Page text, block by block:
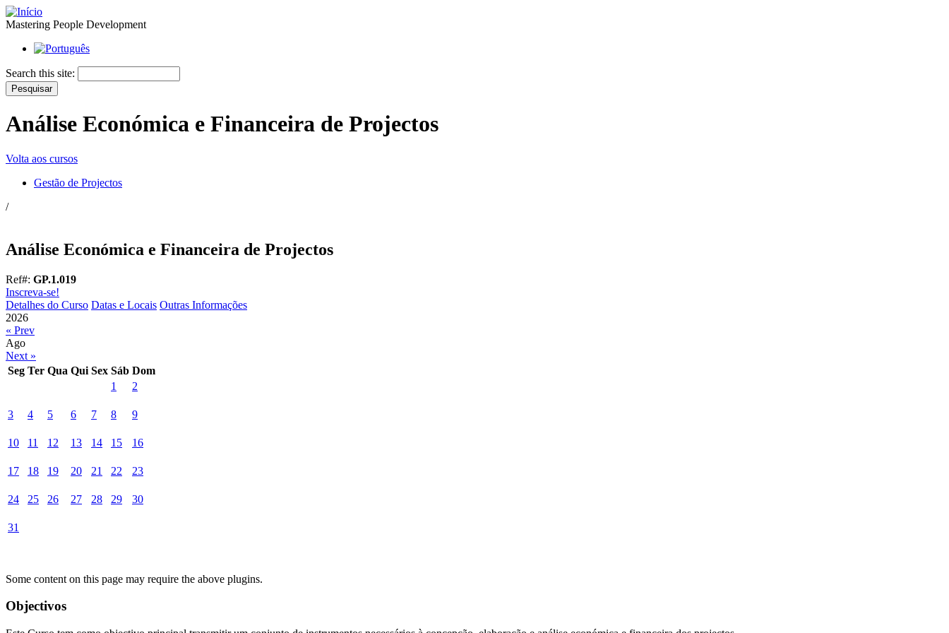
Mastering People Development
Search this site:
Análise Económica e Financeira de Projectos
Volta aos cursos
Gestão de Projectos
/
Análise Económica e Financeira de Projectos
Ref#: GP.1.019
Inscreva-se!
Detalhes do Curso Datas e Locais Outras Informações
2026
« Prev
Ago
Next »
Seg Ter Qua Qui Sex Sáb Dom
1
2
3 4 5 6 7 8 9
10 11 12 13 14 15 16
17 18 19 20 21 22 23
24 25 26 27 28 29 30
31
Some content on this page may require the above plugins.
Objectivos